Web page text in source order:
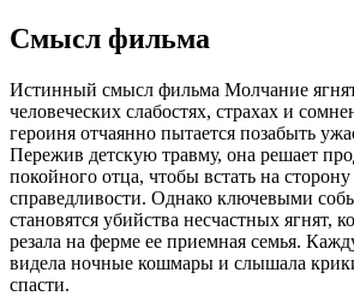
Смысл фильма
Истинный смысл фильма Молчание ягнят
человеческих слабостях, страхах и
героиня отчаянно пытается позабыть
Пережив детскую травму, она решает
покойного отца, чтобы встать на
справедливости. Однако ключевыми
становятся убийства несчастных ягнят,
резала на ферме ее приемная семья.
видела ночные кошмары и слышала
спасти.